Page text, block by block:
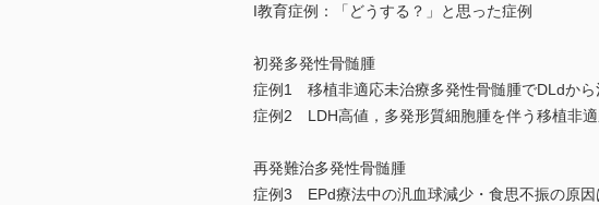
I教育症例：「どうする？」と思った症例
初発多発性骨髄腫
症例1 移植非適応未治療多発性骨髄腫でDLdか
症例2 LDH高値，多発形質細胞腫を伴う移植非
再発難治多発性骨髄腫
症例3 EPd療法中の汎血球減少・食思不振の原